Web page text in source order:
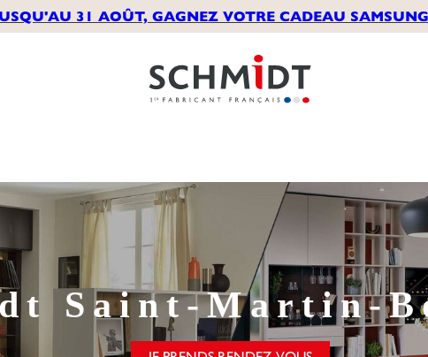
31 AOÛT, GAGNEZ VOTRE CADEAU
Saint-Martin-